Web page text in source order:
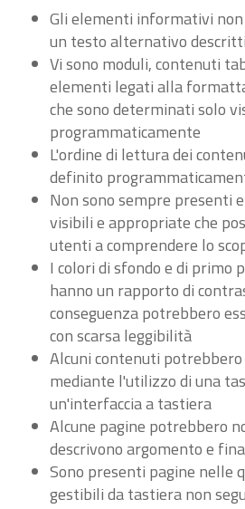
Gli elementi informativi
un testo alternativo
Vi sono moduli, contenuti
elementi legati alla
che sono determinati solo
programmaticamente
L'ordine di lettura dei
definito
Non sono sempre presenti
visibili e appropriate che
utenti a comprendere lo
I colori di sfondo e di primo
hanno un rapporto di
conseguenza potrebbero
con scarsa leggibilità
Alcuni contenuti
mediante l'utilizzo di una
un'interfaccia a tastiera
Alcune pagine potrebbero
descrivono argomento e
Sono presenti pagine nelle
gestibili da tastiera non